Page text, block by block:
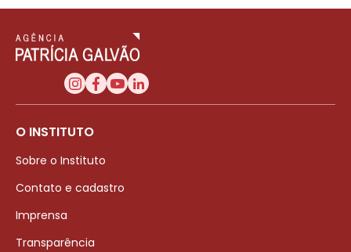
O INSTITUTO
Sobre o Instituto
Contato e cadastro
Imprensa
Transparência